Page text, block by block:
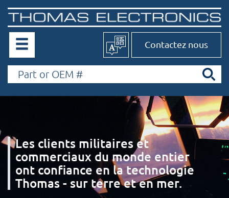
Contactez nous
Les clients militaires et
commerciaux du monde entier
ont confiance en la technologie
Thomas - sur terre et en mer.